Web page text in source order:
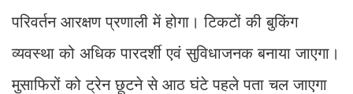
परिवर्तन आरक्षण प्रणाली में होगा। टिकटों की बुकिंग
व्यवस्था को अधिक पारदर्शी एवं सुविधाजनक बनाया जाएगा।
मुसाफिरों को ट्रेन छूटने से आठ घंटे पहले पता चल जाएगा